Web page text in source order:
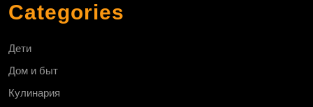
Categories
Дети
Дом и быт
Кулинария